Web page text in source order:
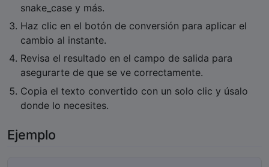
snake_case y más.
Haz clic en el botón de conversión para aplicar el
cambio al instante.
Revisa el resultado en el campo de salida para
asegurarte de que se ve correctamente.
Copia el texto convertido con un solo clic y úsalo
donde lo necesites.
Ejemplo